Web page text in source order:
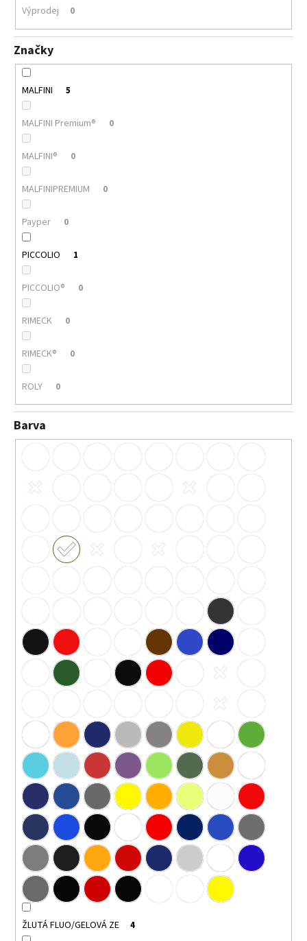
Výprodej 0
Značky
MALFINI 5
MALFINI Premium® 0
MALFINI® 0
MALFINIPREMIUM 0
Payper 0
PICCOLIO 1
PICCOLIO® 0
RIMECK 0
RIMECK® 0
ROLY 0
Barva
ŽLUTÁ FLUO/GELOVÁ ZE 4